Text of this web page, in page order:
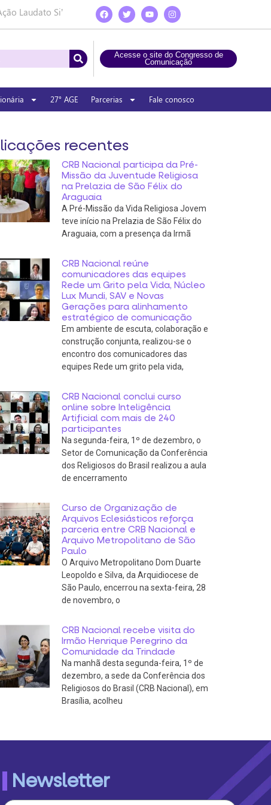
Laudato Si’
Acesse o site do Congresso de
Comunicação
27° AGE Parcerias Fale conosco
recentes
CRB Nacional participa da Pré-
Missão da Juventude Religiosa
na Prelazia de São Félix do
Araguaia
A Pré-Missão da Vida Religiosa Jovem
teve início na Prelazia de São Félix do
Araguaia, com a presença da Irmã
CRB Nacional reúne
comunicadores das equipes
Rede um Grito pela Vida, Núcleo
Lux Mundi, SAV e Novas
Gerações para alinhamento
estratégico de comunicação
Em ambiente de escuta, colaboração e
construção conjunta, realizou-se o
encontro dos comunicadores das
equipes Rede um grito pela vida,
CRB Nacional conclui curso
online sobre Inteligência
Artificial com mais de 240
participantes
Na segunda-feira, 1º de dezembro, o
Setor de Comunicação da Conferência
dos Religiosos do Brasil realizou a aula
de encerramento
Curso de Organização de
Arquivos Eclesiásticos reforça
parceria entre CRB Nacional e
Arquivo Metropolitano de São
Paulo
O Arquivo Metropolitano Dom Duarte
Leopoldo e Silva, da Arquidiocese de
São Paulo, encerrou na sexta-feira, 28
de novembro, o
CRB Nacional recebe visita do
Irmão Henrique Peregrino da
Comunidade da Trindade
Na manhã desta segunda-feira, 1º de
dezembro, a sede da Conferência dos
Religiosos do Brasil (CRB Nacional), em
Brasília, acolheu
Newsletter